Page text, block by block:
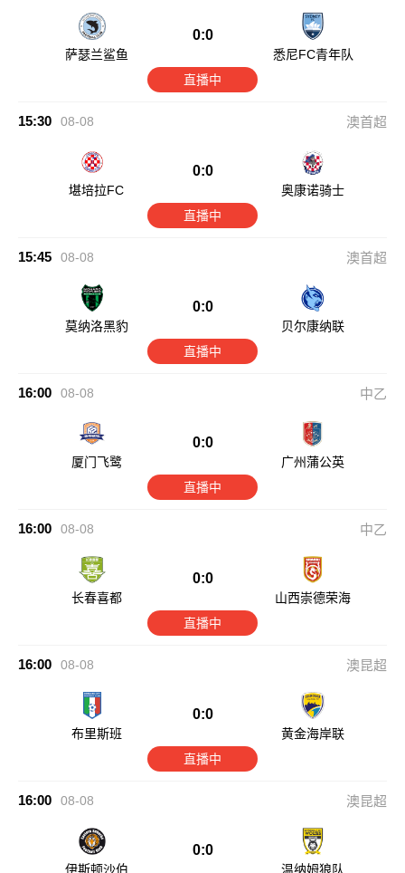
萨瑟兰鲨鱼
0:0
悉尼FC青年队
直播中
15:30 08-08 澳首超
堪培拉FC
0:0
奥康诺骑士
直播中
15:45 08-08 澳首超
莫纳洛黑豹
0:0
贝尔康纳联
直播中
16:00 08-08 中乙
厦门飞鹭
0:0
广州蒲公英
直播中
16:00 08-08 中乙
长春喜都
0:0
山西崇德荣海
直播中
16:00 08-08 澳昆超
布里斯班
0:0
黄金海岸联
直播中
16:00 08-08 澳昆超
伊斯顿沙伯
0:0
温纳姆狼队